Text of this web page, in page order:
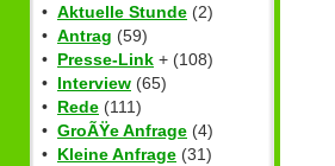
• Aktuelle Stunde (2)
• Antrag (59)
• Presse-Link + (108)
• Interview (65)
• Rede (111)
• GroÃŸe Anfrage (4)
• Kleine Anfrage (31)